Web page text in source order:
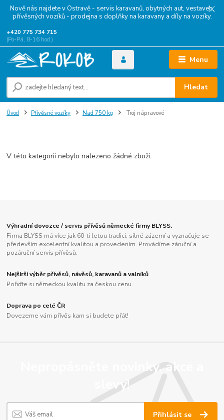
Nově nás najdete v Ostravě - servis karavanů, obytných aut, vestaveb,
přívěsných vozíků - prodejna s doplňky na karavany a díly na vozíky.
Menu
Hledat
+420 775 734 715
(Po-Pá, 8-16 hod.)
Úvod Přívěsné vozíky Nad 750 kg Troj nápravové
V této kategorii nebylo nalezeno žádné zboží.
Výhradní dovozce / servis přívěsů německé firmy BLYSS.
Firma BLYSS má více jak 60-ti letou tradici, silné zázemí a vyznačuje se
především excelentní kvalitou a provedením. Provádíme záruční a
pozáruční servis přívěsů.
Nejširší výběr přívěsů, návěsů, karavanů a valníků
Pořiďte si německou kvalitu za českou cenu.
Doprava po celé ČR
Dovezeme vám přívěs kam si budete přát!
Nepropásněte novinky, akce a
slevy!
Přihlásit se